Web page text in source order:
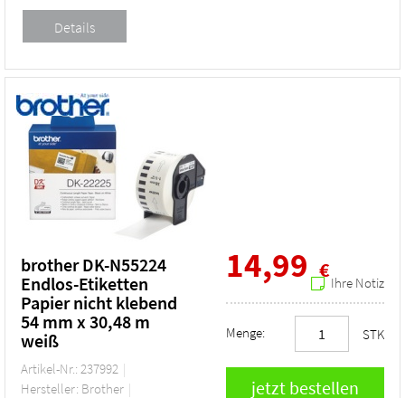
brother DK-N55224
Endlos-Etiketten
Papier nicht klebend
54 mm x 30,48 m
weiß
Artikel-Nr.: 237992
Hersteller: Brother
14,99 €
Ihre Notiz
Menge: STK